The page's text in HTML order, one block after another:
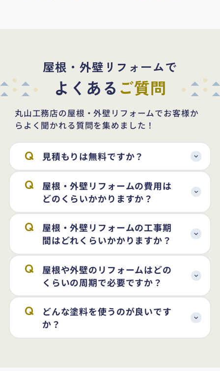
屋根・外壁リフォームで
よくある ご質問
丸山工務店の屋根・外壁リフォームでお客様か
らよく聞かれる質問を集めました！
見積もりは無料ですか？
屋根・外壁リフォームの費用は
どのくらいかかりますか？
屋根・外壁リフォームの工事期
間はどれくらいかかりますか？
屋根や外壁のリフォームはどの
くらいの周期で必要ですか？
どんな塗料を使うのが良いです
か？